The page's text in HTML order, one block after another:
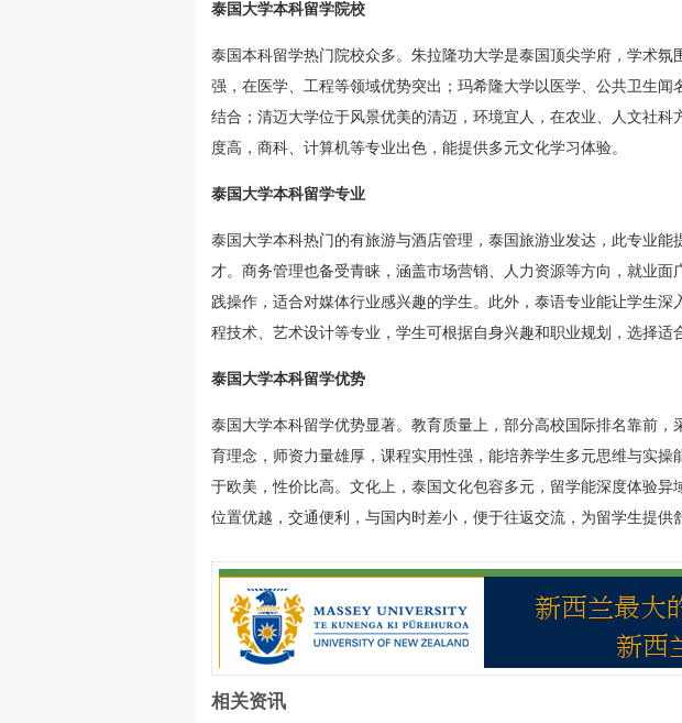
泰国大学本科留学院校
泰国本科留学热门院校众多。朱拉隆功大学是泰国顶尖学府，学术氛
强，在医学、工程等领域优势突出；玛希隆大学以医学、公共卫生闻
结合；清迈大学位于风景优美的清迈，环境宜人，在农业、人文社科
度高，商科、计算机等专业出色，能提供多元文化学习体验。
泰国大学本科留学专业
泰国大学本科热门的有旅游与酒店管理，泰国旅游业发达，此专业能
才。商务管理也备受青睐，涵盖市场营销、人力资源等方向，就业面
践操作，适合对媒体行业感兴趣的学生。此外，泰语专业能让学生深
程技术、艺术设计等专业，学生可根据自身兴趣和职业规划，选择适
泰国大学本科留学优势
泰国大学本科留学优势显著。教育质量上，部分高校国际排名靠前，
育理念，师资力量雄厚，课程实用性强，能培养学生多元思维与实操
于欧美，性价比高。文化上，泰国文化包容多元，留学能深度体验异
位置优越，交通便利，与国内时差小，便于往返交流，为留学生提供
相关资讯